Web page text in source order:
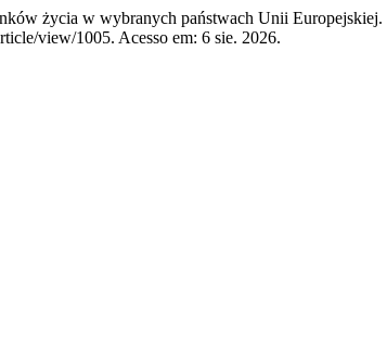
życia w wybranych państwach Unii Europejskiej.
view/1005. Acesso em: 6 sie. 2026.